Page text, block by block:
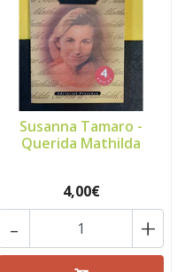
Susanna Tamaro -
Querida Mathilda
4,00€
+
-